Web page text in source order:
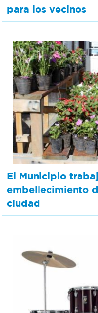
para los vecinos
El Municipio
embellecimiento
ciudad